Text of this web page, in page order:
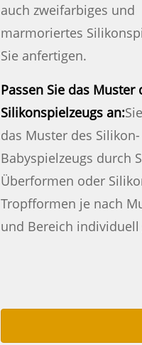
auch zweifarbiges und
marmoriertes
Sie anfertigen.
Passen Sie das Muster
Silikonspielzeugs an:
das Muster des Silikon-
Babyspielzeugs durch
Überformen oder
Tropfformen je nach
und Bereich individuell